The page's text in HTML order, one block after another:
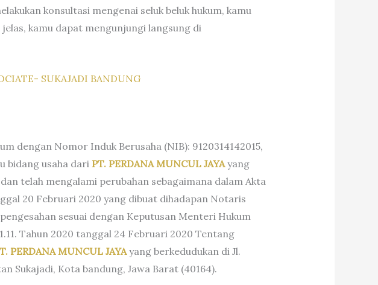
konsultasi mengenai seluk beluk hukum, kamu
kamu dapat mengunjungi langsung di
SUKAJADI BANDUNG
dengan Nomor Induk Berusaha (NIB): 9120314142015,
bidang usaha dari PT. PERDANA MUNCUL JAYAyang
telah mengalami perubahan sebagaimana dalam Akta
20 Februari 2020 yang dibuat dihadapan Notaris
sesuai dengan Keputusan Menteri Hukum
Tahun 2020 tanggal 24 Februari 2020 Tentang
PERDANA MUNCUL JAYA yang berkedudukan di Jl.
Sukajadi, Kota bandung, Jawa Barat (40164).